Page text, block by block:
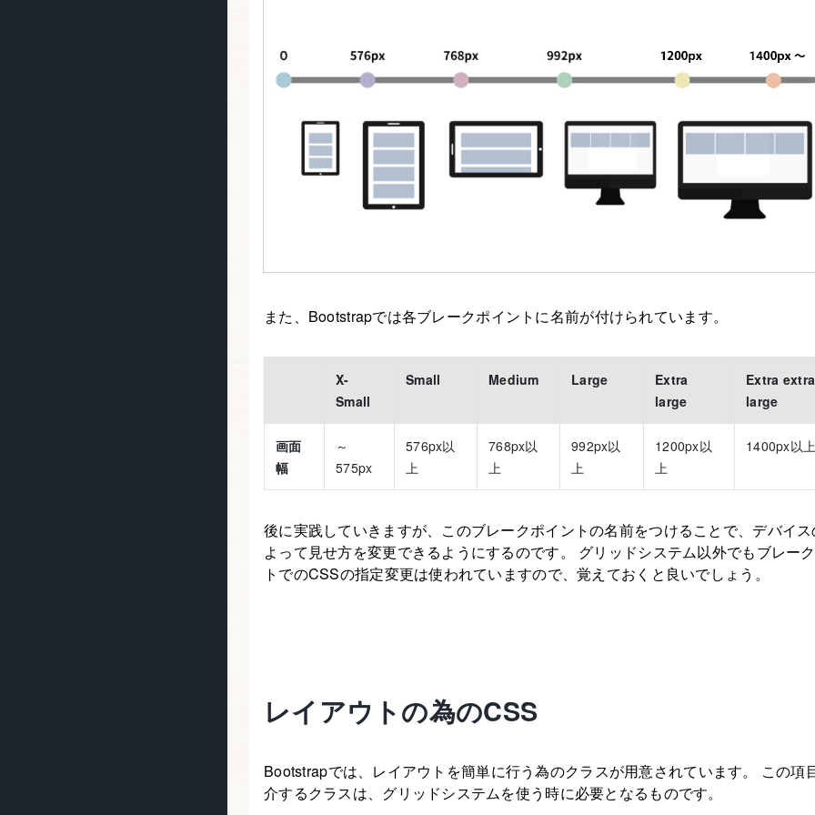
また、Bootstrapでは各ブレークポイントに名前が付けられています。
X-
Small
Small Medium Large
Extra
large
Extra extra
large
画面
幅
～
575px
576px以
上
768px以
上
992px以
上
1200px以
上
1400px以
後に実践していきますが、このブレークポイントの名前をつけることで、デバイ
よって見せ方を変更できるようにするのです。 グリッドシステム以外でもブレー
トでのCSSの指定変更は使われていますので、覚えておくと良いでしょう。
レイアウトの為のCSS
Bootstrapでは、レイアウトを簡単に行う為のクラスが用意されています。 この項
介するクラスは、グリッドシステムを使う時に必要となるものです。